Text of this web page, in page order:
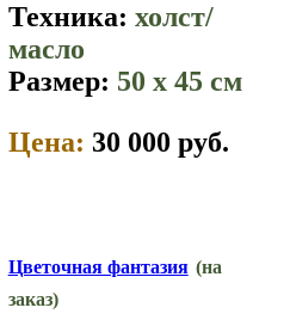
Техника: холст/
масло
Размер: 50 x 45 см
Цена: 30 000 руб.
Цветочная фантазия (на
заказ)